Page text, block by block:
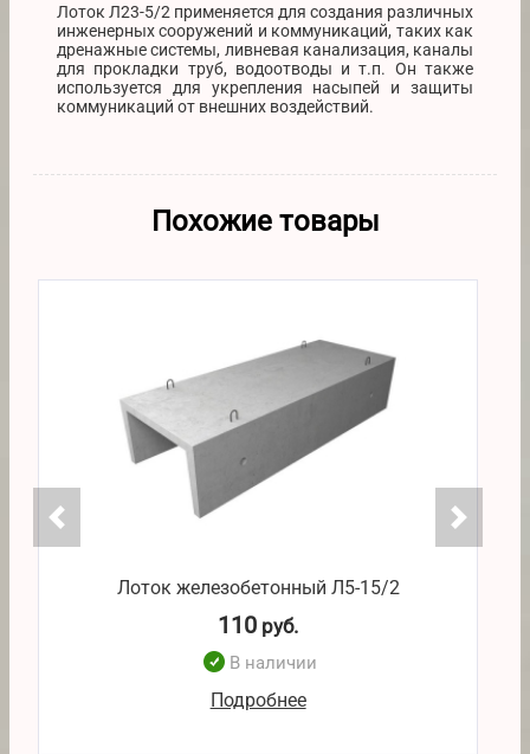
Лоток Л23-5/2 применяется для создания различных
инженерных сооружений и коммуникаций, таких как
дренажные системы, ливневая канализация, каналы
для прокладки труб, водоотводы и т.п. Он также
используется для укрепления насыпей и защиты
коммуникаций от внешних воздействий.
Похожие товары
Лоток железобетонный Л5-15/2
110 руб.
В наличии
Подробнее